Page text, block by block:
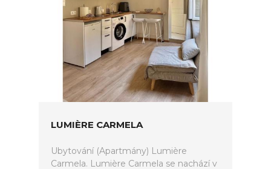
LUMIÈRE CARMELA
Ubytování (Apartmány) Lumière
Carmela. Lumière Carmela se nachází v